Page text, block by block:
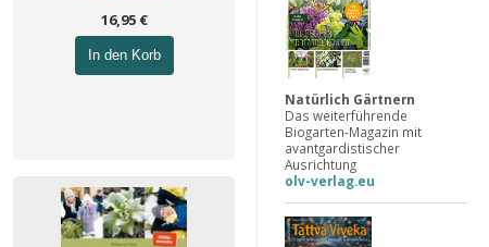
16,95 €
In den Korb
Natürlich Gärtnern
Das weiterführende
Biogarten-Magazin mit
avantgardistischer
Ausrichtung
olv-verlag.eu